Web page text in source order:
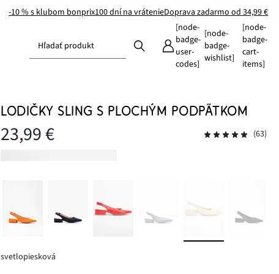
-10 % s klubom bonprix100 dní na vrátenieDoprava zadarmo od 34,99 €
Hľadať produkt
[node-
badge-
user-
codes]
[node-
badge-
wishlist]
[node-
badge-
cart-
items]
LODIČKY SLING S PLOCHÝM PODPÄTKOM
23,99 € (63)
svetlopiesková